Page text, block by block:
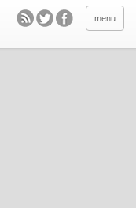
menu